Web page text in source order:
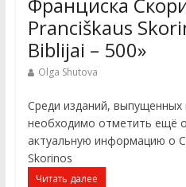
Франциска
Pranciškaus
Biblijai – 500»
Olga Shutova
Среди изданий,
необходимо отметить ещё
актуальную информацию о
Skorinos
Читать далее